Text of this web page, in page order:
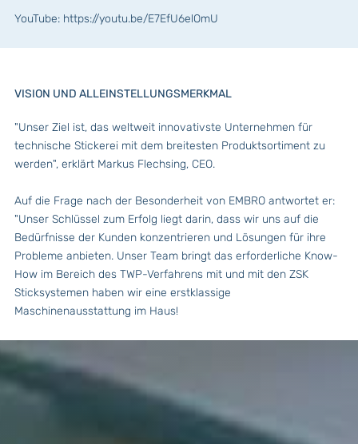
YouTube: https://youtu.be/E7EfU6elOmU
VISION UND ALLEINSTELLUNGSMERKMAL
"Unser Ziel ist, das weltweit innovativste Unternehmen für
technische Stickerei mit dem breitesten Produktsortiment zu
werden", erklärt Markus Flechsing, CEO.
Auf die Frage nach der Besonderheit von EMBRO antwortet er:
"Unser Schlüssel zum Erfolg liegt darin, dass wir uns auf die
Bedürfnisse der Kunden konzentrieren und Lösungen für ihre
Probleme anbieten. Unser Team bringt das erforderliche Know-
How im Bereich des TWP-Verfahrens mit und mit den ZSK
Sticksystemen haben wir eine erstklassige
Maschinenausstattung im Haus!